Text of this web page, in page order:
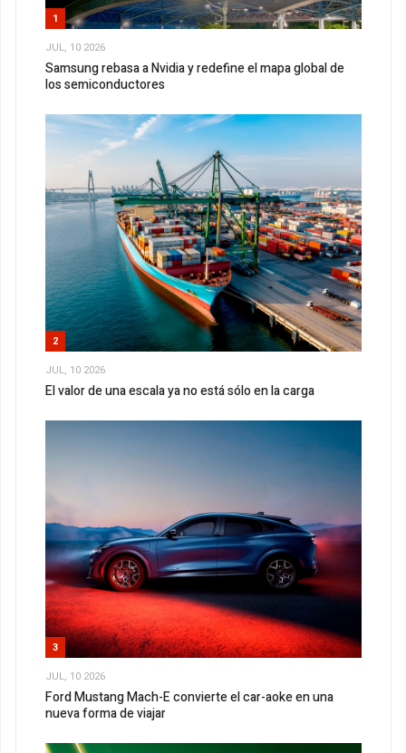
1
JUL, 10 2026
Samsung rebasa a Nvidia y redefine el mapa global de
los semiconductores
2
JUL, 10 2026
El valor de una escala ya no está sólo en la carga
3
JUL, 10 2026
Ford Mustang Mach-E convierte el car-aoke en una
nueva forma de viajar